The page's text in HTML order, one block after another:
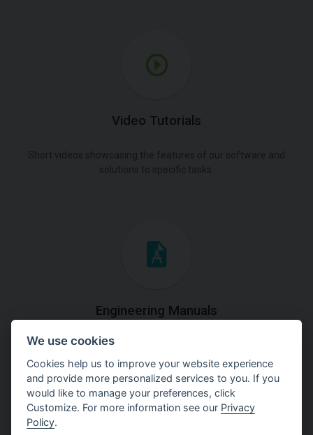
Video Tutorials
Engineering Manuals
Step by steps guides on how
to solve a specific tasks.
We use cookies
Cookies help us to improve your website experience
and provide more personalized services to you. If you
would like to manage your preferences, click
Customize. For more information see our Privacy
Policy.